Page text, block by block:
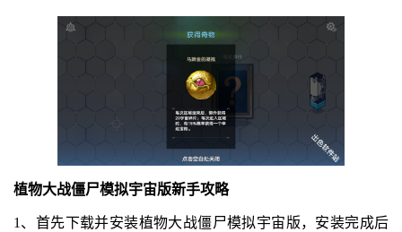
植物大战僵尸模拟宇宙版新手攻略
1、首先下载并安装植物大战僵尸模拟宇宙版，安装完成后